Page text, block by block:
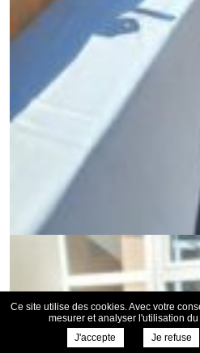
Ce site utilise des cookies. Avec votre
mesurer et analyser l'utilisation
J'accepte
Je refuse